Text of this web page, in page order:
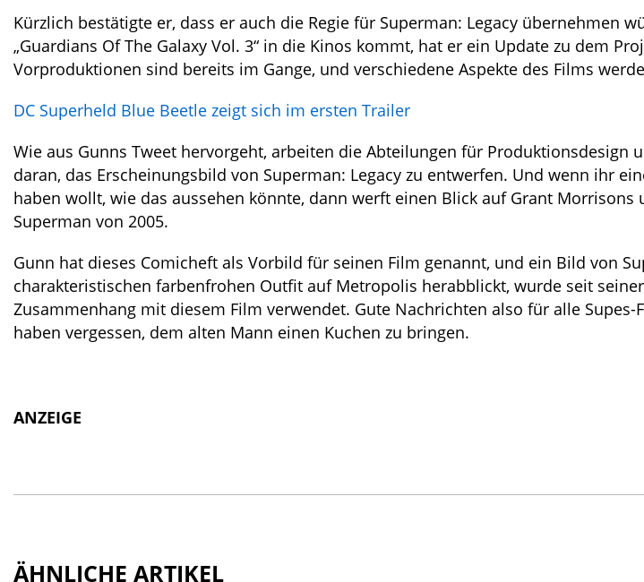
Kürzlich bestätigte er, dass er auch die Regie für Superman: Legacy übernehmen
„Guardians Of The Galaxy Vol. 3“ in die Kinos kommt, hat er ein Update zu dem
Vorproduktionen sind bereits im Gange, und verschiedene Aspekte des Films
DC Superheld Blue Beetle zeigt sich im ersten Trailer
Wie aus Gunns Tweet hervorgeht, arbeiten die Abteilungen für Produktionsdesign
daran, das Erscheinungsbild von Superman: Legacy zu entwerfen. Und wenn ihr
haben wollt, wie das aussehen könnte, dann werft einen Blick auf Grant Morrisons
Superman von 2005.
Gunn hat dieses Comicheft als Vorbild für seinen Film genannt, und ein Bild von
charakteristischen farbenfrohen Outfit auf Metropolis herabblickt, wurde seit
Zusammenhang mit diesem Film verwendet. Gute Nachrichten also für alle Supes-
haben vergessen, dem alten Mann einen Kuchen zu bringen.
ANZEIGE
ÄHNLICHE ARTIKEL